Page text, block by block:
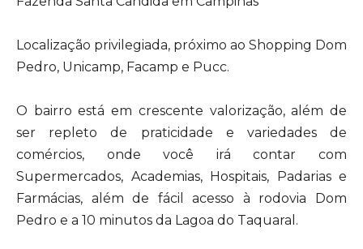
Localização privilegiada, próximo ao Shopping Dom
Pedro, Unicamp, Facamp e Pucc.
O bairro está em crescente valorização, além de
ser repleto de praticidade e variedades de
comércios, onde você irá contar com
Supermercados, Academias, Hospitais, Padarias e
Farmácias, além de fácil acesso à rodovia Dom
Pedro e a 10 minutos da Lagoa do Taquaral.